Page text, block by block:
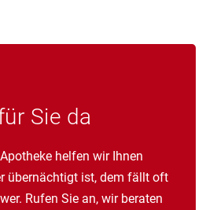
Sie da
helfen wir Ihnen
übernächtigt ist, dem fällt oft
Rufen Sie an, wir beraten